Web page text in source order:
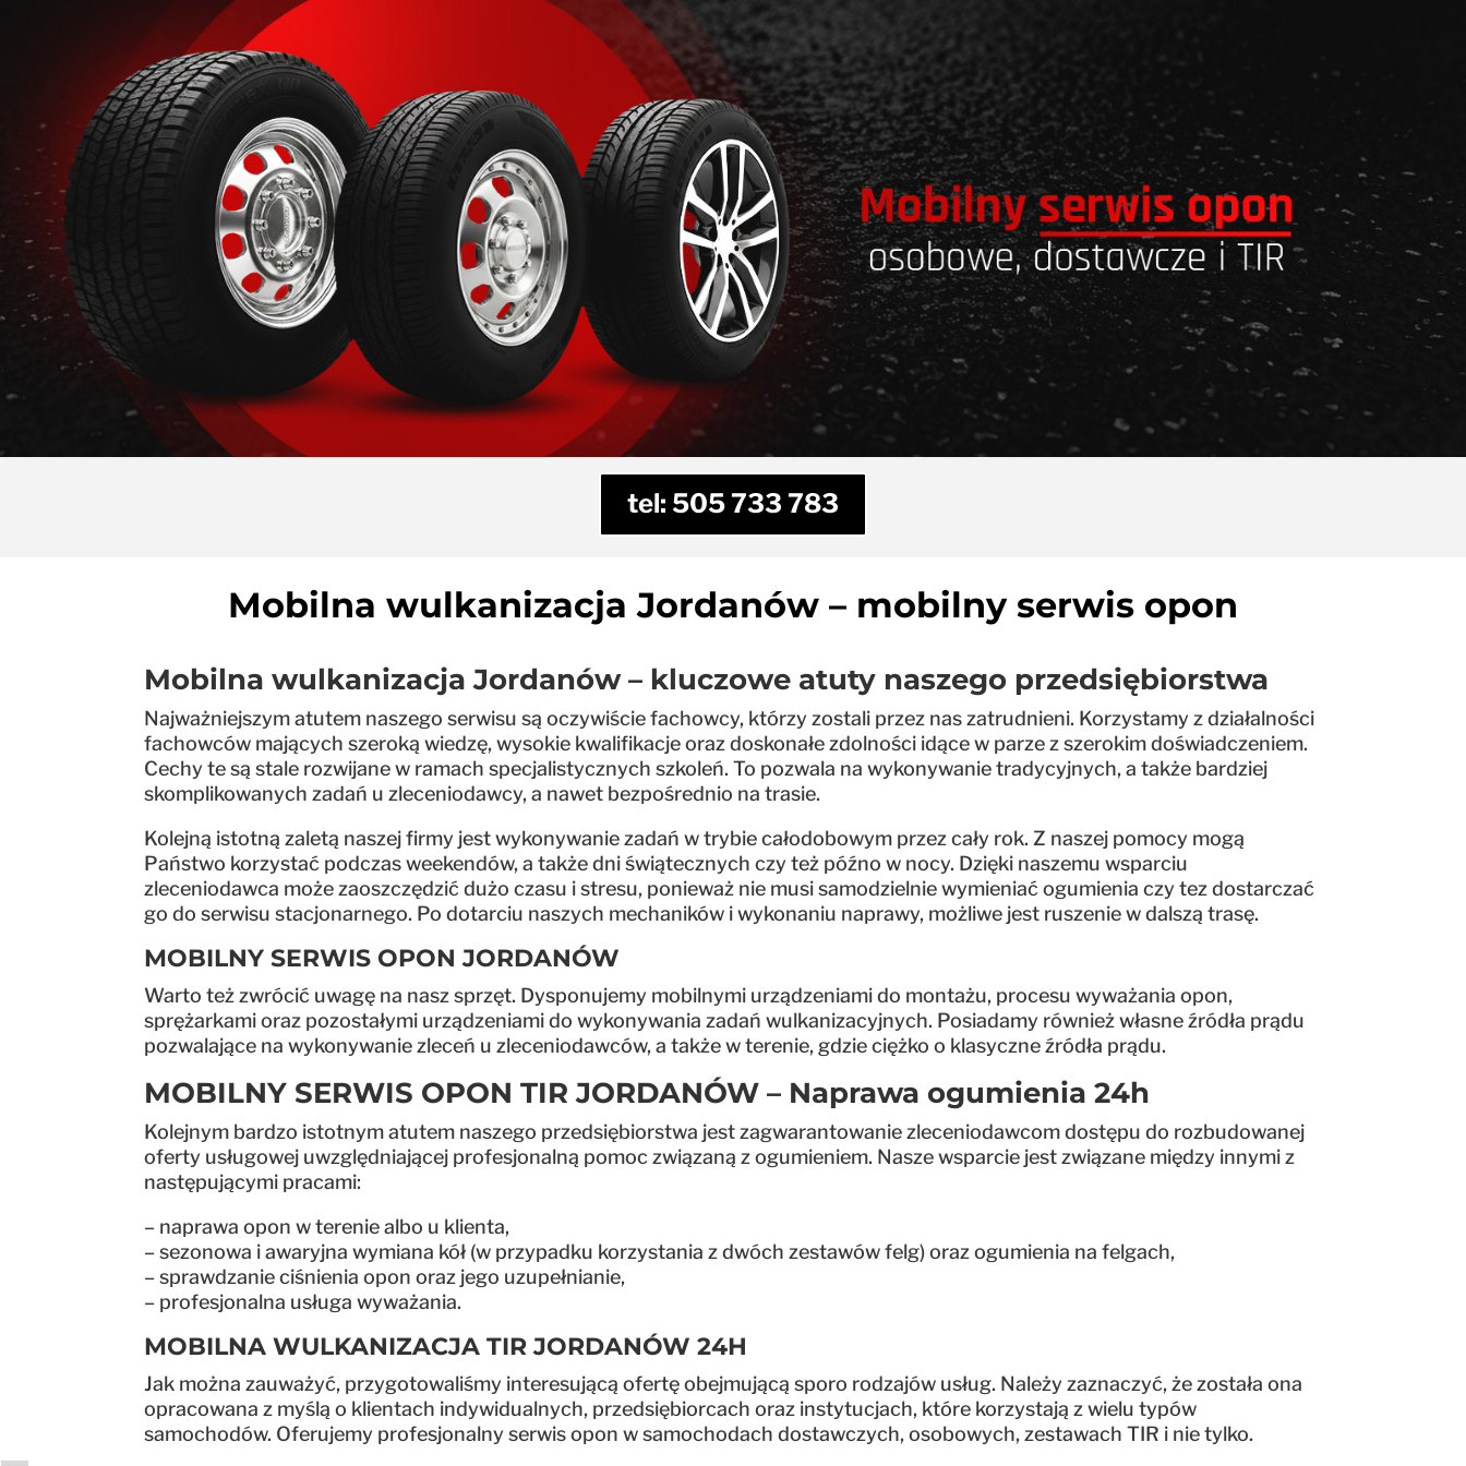
tel: 505 733 783
Mobilna wulkanizacja Jordanów – mobilny serwis opon
Mobilna wulkanizacja Jordanów – kluczowe atuty naszego przedsiębiorstwa
Najważniejszym atutem naszego serwisu są oczywiście fachowcy, którzy zostali przez nas zatrudnieni. Korzystamy z działalności
fachowców mających szeroką wiedzę, wysokie kwalifikacje oraz doskonałe zdolności idące w parze z szerokim doświadczeniem.
Cechy te są stale rozwijane w ramach specjalistycznych szkoleń. To pozwala na wykonywanie tradycyjnych, a także bardziej
skomplikowanych zadań u zleceniodawcy, a nawet bezpośrednio na trasie.
Kolejną istotną zaletą naszej firmy jest wykonywanie zadań w trybie całodobowym przez cały rok. Z naszej pomocy mogą
Państwo korzystać podczas weekendów, a także dni świątecznych czy też późno w nocy. Dzięki naszemu wsparciu
zleceniodawca może zaoszczędzić dużo czasu i stresu, ponieważ nie musi samodzielnie wymieniać ogumienia czy tez dostarczać
go do serwisu stacjonarnego. Po dotarciu naszych mechaników i wykonaniu naprawy, możliwe jest ruszenie w dalszą trasę.
MOBILNY SERWIS OPON JORDANÓW
Warto też zwrócić uwagę na nasz sprzęt. Dysponujemy mobilnymi urządzeniami do montażu, procesu wyważania opon,
sprężarkami oraz pozostałymi urządzeniami do wykonywania zadań wulkanizacyjnych. Posiadamy również własne źródła prądu
pozwalające na wykonywanie zleceń u zleceniodawców, a także w terenie, gdzie ciężko o klasyczne źródła prądu.
MOBILNY SERWIS OPON TIR JORDANÓW – Naprawa ogumienia 24h
Kolejnym bardzo istotnym atutem naszego przedsiębiorstwa jest zagwarantowanie zleceniodawcom dostępu do rozbudowanej
oferty usługowej uwzględniającej profesjonalną pomoc związaną z ogumieniem. Nasze wsparcie jest związane między innymi z
następującymi pracami:
– naprawa opon w terenie albo u klienta,
– sezonowa i awaryjna wymiana kół (w przypadku korzystania z dwóch zestawów felg) oraz ogumienia na felgach,
– sprawdzanie ciśnienia opon oraz jego uzupełnianie,
– profesjonalna usługa wyważania.
MOBILNA WULKANIZACJA TIR JORDANÓW 24H
Jak można zauważyć, przygotowaliśmy interesującą ofertę obejmującą sporo rodzajów usług. Należy zaznaczyć, że została ona
opracowana z myślą o klientach indywidualnych, przedsiębiorcach oraz instytucjach, które korzystają z wielu typów
samochodów. Oferujemy profesjonalny serwis opon w samochodach dostawczych, osobowych, zestawach TIR i nie tylko.